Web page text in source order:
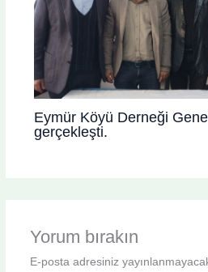
Eymür Köyü Derneği
gerçekleşti.
Yorum bırakın
E-posta adresiniz